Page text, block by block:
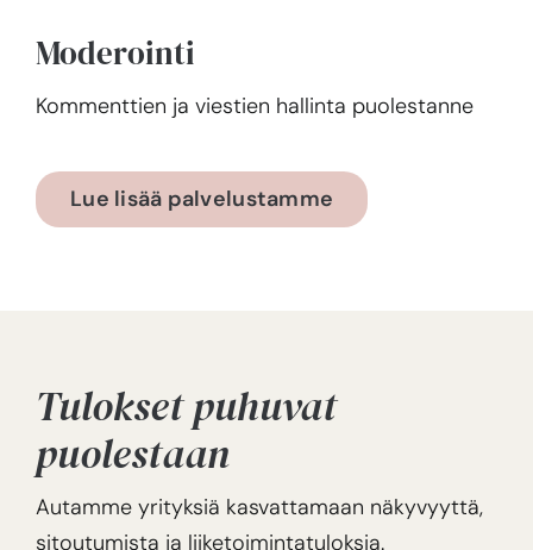
Moderointi
Kommenttien ja viestien hallinta puolestanne
Lue lisää palvelustamme
Tulokset puhuvat
puolestaan
Autamme yrityksiä kasvattamaan näkyvyyttä,
sitoutumista ja liiketoimintatuloksia.